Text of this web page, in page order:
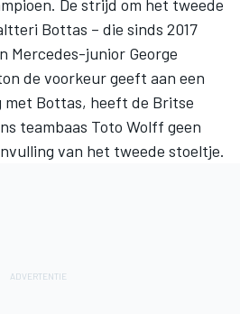
De strijd om het tweede
Bottas – die sinds 2017
Mercedes-junior George
de voorkeur geeft aan een
met Bottas, heeft de Britse
teambaas Toto Wolff geen
van het tweede stoeltje.